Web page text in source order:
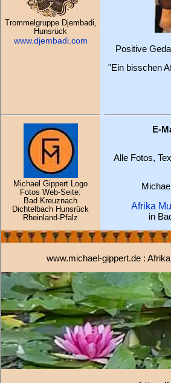
Trommelgruppe Djembadi,
Hunsrück
www.djembadi.com
Positive
"Ein bisschen
Michael Gippert Logo
Fotos Web-Seite:
Bad Kreuznach
Dichtelbach Hunsrück
Rheinland-Pfalz
E-
Alle Fotos,
Afrika
in
www.michael-gippert.de :